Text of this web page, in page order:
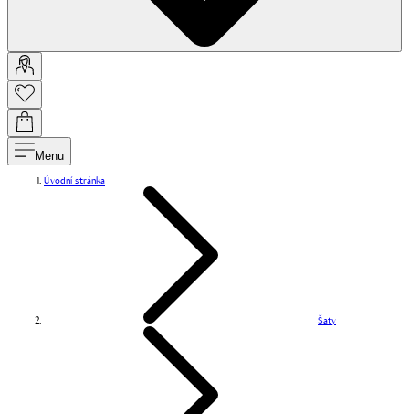
Menu
Úvodní stránka
Šaty